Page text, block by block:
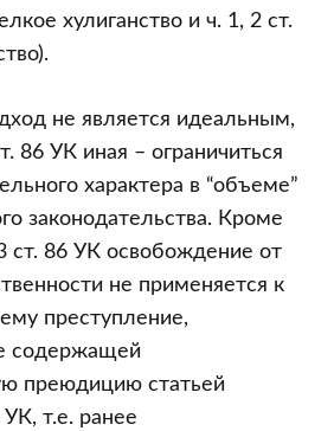
хулиганство и ч. 1, 2 ст.
не является идеальным,
86 УК иная – ограничиться
характера в “объеме”
законодательства. Кроме
ст. 86 УК освобождение от
не применяется к
преступление,
содержащей
преюдицию статьей
т.е. ранее